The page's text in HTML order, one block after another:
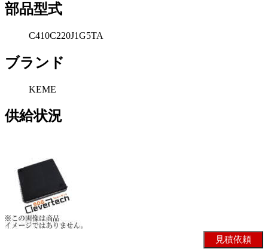
部品型式
C410C220J1G5TA
ブランド
KEME
供給状況